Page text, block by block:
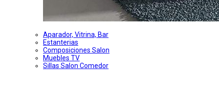
Aparador, Vitrina, Bar
Estanterias
Composiciones Salon
Muebles TV
Sillas Salon Comedor